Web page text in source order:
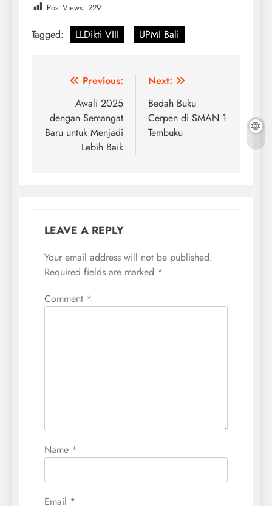
Post Views: 229
Tagged: LLDikti VIII UPMI Bali
Post
navigation
Previous:
Awali 2025
dengan Semangat
Baru untuk Menjadi
Lebih Baik
Next:
Bedah Buku
Cerpen di SMAN 1
Tembuku
LEAVE A REPLY
Your email address will not be published.
Required fields are marked *
Comment *
Name *
Email *